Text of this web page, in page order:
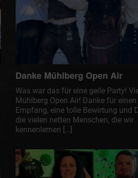
Danke Mühlberg Open Air
Was war das für eine geile Party!
Mühlberg Open Air! Danke für
Empfang, eine tolle Bewirtung und
die vielen netten Menschen, die wir
kennenlernen […]